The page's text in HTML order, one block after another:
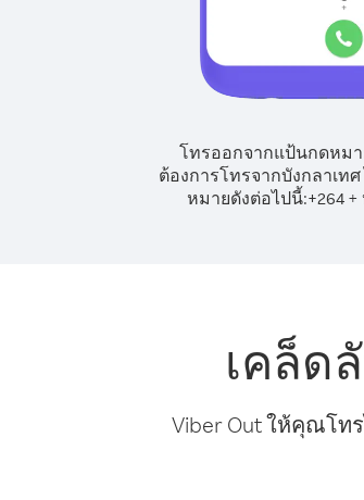
โทรออกจากแป้นกดหมา
ต้องการโทรจากบังกลาเทศ
หมายดังต่อไปนี้:+264 +
เคล็ด
Viber Out ให้คุณโท